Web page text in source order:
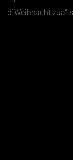
d`Weihnacht zua“